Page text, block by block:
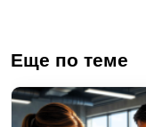
Еще по теме